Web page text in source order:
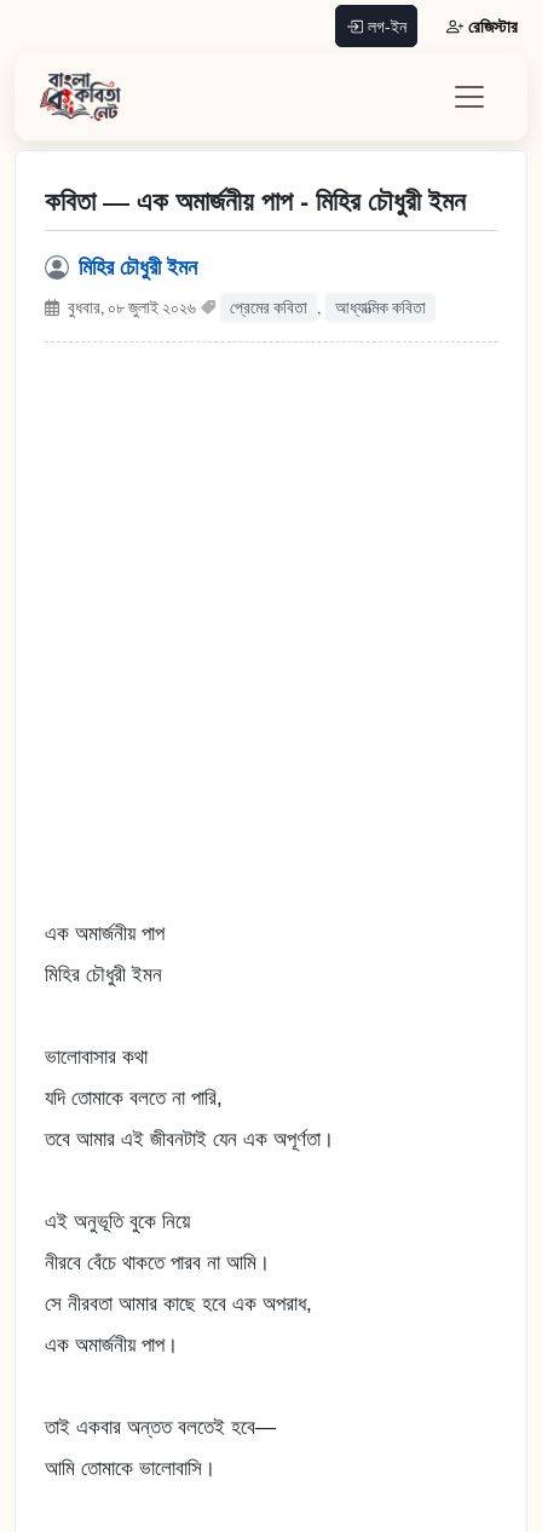
লগ-ইন রেজিস্টার
কবিতা — এক অমার্জনীয় পাপ - মিহির চৌধুরী ইমন
মিহির চৌধুরী ইমন
বুধবার, ০৮ জুলাই ২০২৬ প্রেমের কবিতা , আধ্যাত্মিক কবিতা
এক অমার্জনীয় পাপ
মিহির চৌধুরী ইমন
ভালোবাসার কথা
যদি তোমাকে বলতে না পারি,
তবে আমার এই জীবনটাই যেন এক অপূর্ণতা।
এই অনুভূতি বুকে নিয়ে
নীরবে বেঁচে থাকতে পারব না আমি।
সে নীরবতা আমার কাছে হবে এক অপরাধ,
এক অমার্জনীয় পাপ।
তাই একবার অন্তত বলতেই হবে—
আমি তোমাকে ভালোবাসি।